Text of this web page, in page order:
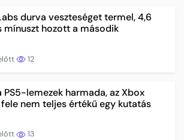
durva veszteséget termel, 4,6
hozott a második
12
lemezek harmada, az Xbox
nem teljes értékű egy kutatás
13